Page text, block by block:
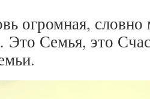
огромная,
Семья, это